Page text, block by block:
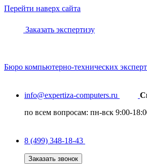
Перейти наверх сайта
Заказать экспертизу
Бюро компьютерно-технических
info@expertiza-computers.ru
по всем вопросам: пн-вск 9:00-
8 (499) 348-18-43
Заказать звонок